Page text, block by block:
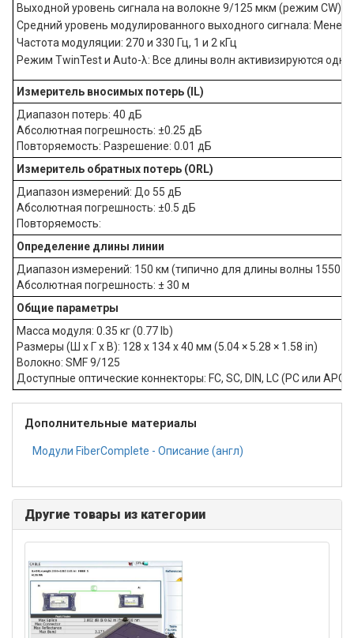
Выходной уровень сигнала на волокне 9/125 мкм (режим CW):
Средний уровень модулированного выходного сигнала: Менее
Частота модуляции: 270 и 330 Гц, 1 и 2 кГц
Режим TwinTest и Auto-λ: Все длины волн активизируются одна
Измеритель вносимых потерь (IL)
Диапазон потерь: 40 дБ
Абсолютная погрешность: ±0.25 дБ
Повторяемость: Разрешение: 0.01 дБ
Измеритель обратных потерь (ORL)
Диапазон измерений: До 55 дБ
Абсолютная погрешность: ±0.5 дБ
Повторяемость:
Определение длины линии
Диапазон измерений: 150 км (типично для длины волны 1550
Абсолютная погрешность: ± 30 м
Общие параметры
Масса модуля: 0.35 кг (0.77 lb)
Размеры (Ш х Г х В): 128 х 134 х 40 мм (5.04 × 5.28 × 1.58 in)
Волокно: SMF 9/125
Доступные оптические коннекторы: FC, SC, DIN, LC (PC или APC)
Дополнительные материалы
Модули FiberComplete - Описание (англ)
Другие товары из категории